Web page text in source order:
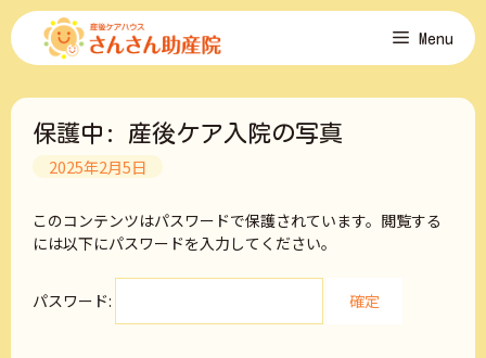
コ
ン
ツ
Menu
保護中: 産後ケア入院の写真
2025年2月5日
このコンテンツはパスワードで保護されています。閲覧する
には以下にパスワードを入力してください。
パスワード: